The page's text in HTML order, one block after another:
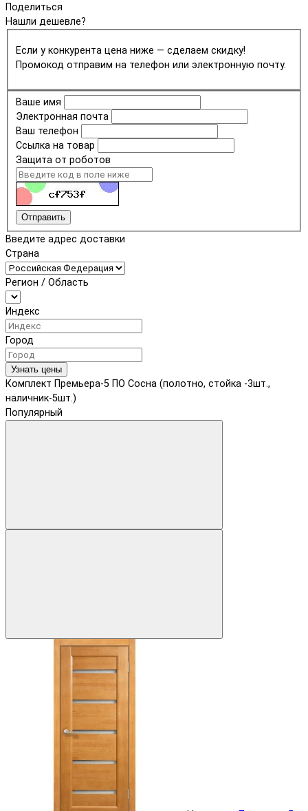
Поделиться
Нашли дешевле?
Если у конкурента цена ниже — сделаем скидку!
Промокод отправим на телефон или электронную почту.
Ваше имя
Электронная почта
Ваш телефон
Ссылка на товар
Защита от роботов
Отправить
Введите адрес доставки
Страна
Регион / Область
Индекс
Город
Узнать цены
Комплект Премьера-5 ПО Сосна (полотно, стойка -3шт.,
наличник-5шт.)
Популярный